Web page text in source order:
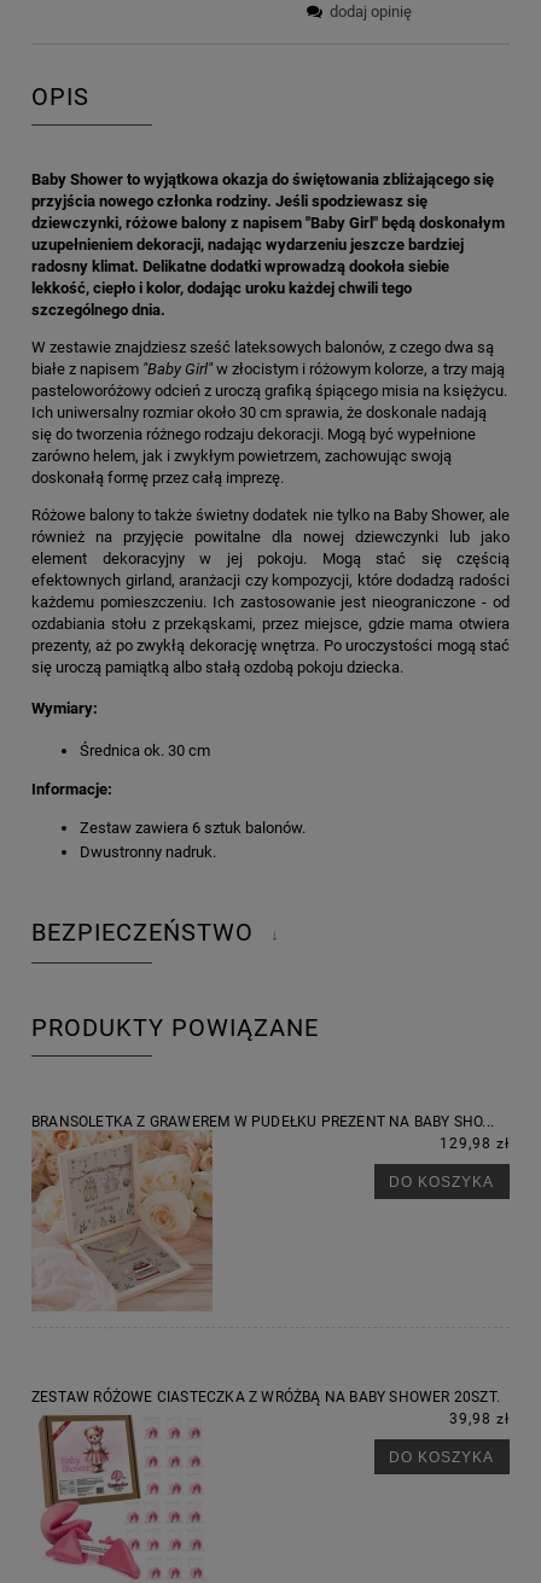
dodaj opinię
OPIS
Baby Shower to wyjątkowa okazja do świętowania zbliżającego się
przyjścia nowego członka rodziny. Jeśli spodziewasz się
dziewczynki, różowe balony z napisem "Baby Girl" będą doskonałym
uzupełnieniem dekoracji, nadając wydarzeniu jeszcze bardziej
radosny klimat. Delikatne dodatki wprowadzą dookoła siebie
lekkość, ciepło i kolor, dodając uroku każdej chwili tego
szczególnego dnia.
W zestawie znajdziesz sześć lateksowych balonów, z czego dwa są
białe z napisem "Baby Girl"w złocistym i różowym kolorze, a trzy mają
pasteloworóżowy odcień z uroczą grafiką śpiącego misia na księżycu.
Ich uniwersalny rozmiar około 30 cm sprawia, że doskonale nadają
się do tworzenia różnego rodzaju dekoracji. Mogą być wypełnione
zarówno helem, jak i zwykłym powietrzem, zachowując swoją
doskonałą formę przez całą imprezę.
Różowe balony to także świetny dodatek nie tylko na Baby Shower, ale
również na przyjęcie powitalne dla nowej dziewczynki lub jako
element dekoracyjny w jej pokoju. Mogą stać się częścią
efektownych girland, aranżacji czy kompozycji, które dodadzą radości
każdemu pomieszczeniu. Ich zastosowanie jest nieograniczone - od
ozdabiania stołu z przekąskami, przez miejsce, gdzie mama otwiera
prezenty, aż po zwykłą dekorację wnętrza. Po uroczystości mogą stać
się uroczą pamiątką albo stałą ozdobą pokoju dziecka.
Wymiary:
Średnica ok. 30 cm
Informacje:
Zestaw zawiera 6 sztuk balonów.
Dwustronny nadruk.
BEZPIECZEŃSTWO ↓
PRODUKTY POWIĄZANE
BRANSOLETKA Z GRAWEREM W PUDEŁKU PREZENT NA BABY SHO...
129,98 zł
DO KOSZYKA
ZESTAW RÓŻOWE CIASTECZKA Z WRÓŻBĄ NA BABY SHOWER 20SZT.
39,98 zł
DO KOSZYKA